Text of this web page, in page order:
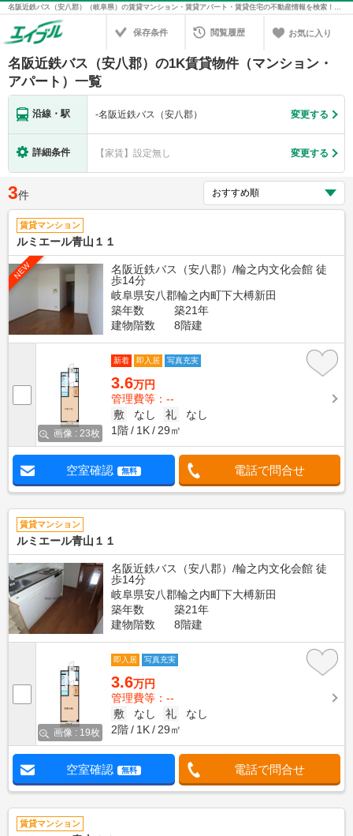
名阪近鉄バス（安八郡）（岐阜県）の賃貸マンション・賃貸アパート・賃貸住宅の不動産情報を検索！不動産賃貸の物件探しは、お部屋探しのエイブル
保存条件 閲覧履歴 お気に入り
名阪近鉄バス（安八郡）の1K賃貸物件（マンション・
アパート）一覧
沿線・駅 -名阪近鉄バス（安八郡） 変更する
詳細条件 【家賃】設定無し 変更する
3件
賃貸マンション
ルミエール青山１１
NEW
名阪近鉄バス（安八郡）/輪之内文化会館 徒
歩14分
岐阜県安八郡輪之内町下大榑新田
築年数
築21年
建物階数
8階建
画像 : 23枚
新着 即入居 写真充実
3.6万円
管理費等：--
敷
なし 礼
なし
1階
1K 29㎡
空室確認 無料 電話で問合せ
賃貸マンション
ルミエール青山１１
名阪近鉄バス（安八郡）/輪之内文化会館 徒
歩14分
岐阜県安八郡輪之内町下大榑新田
築年数
築21年
建物階数
8階建
画像 : 19枚
即入居 写真充実
3.6万円
管理費等：--
敷
なし 礼
なし
2階
1K 29㎡
空室確認 無料 電話で問合せ
賃貸マンション